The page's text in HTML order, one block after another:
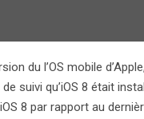
du l’OS mobile
suivi qu’iOS 8 était
8 par rapport au